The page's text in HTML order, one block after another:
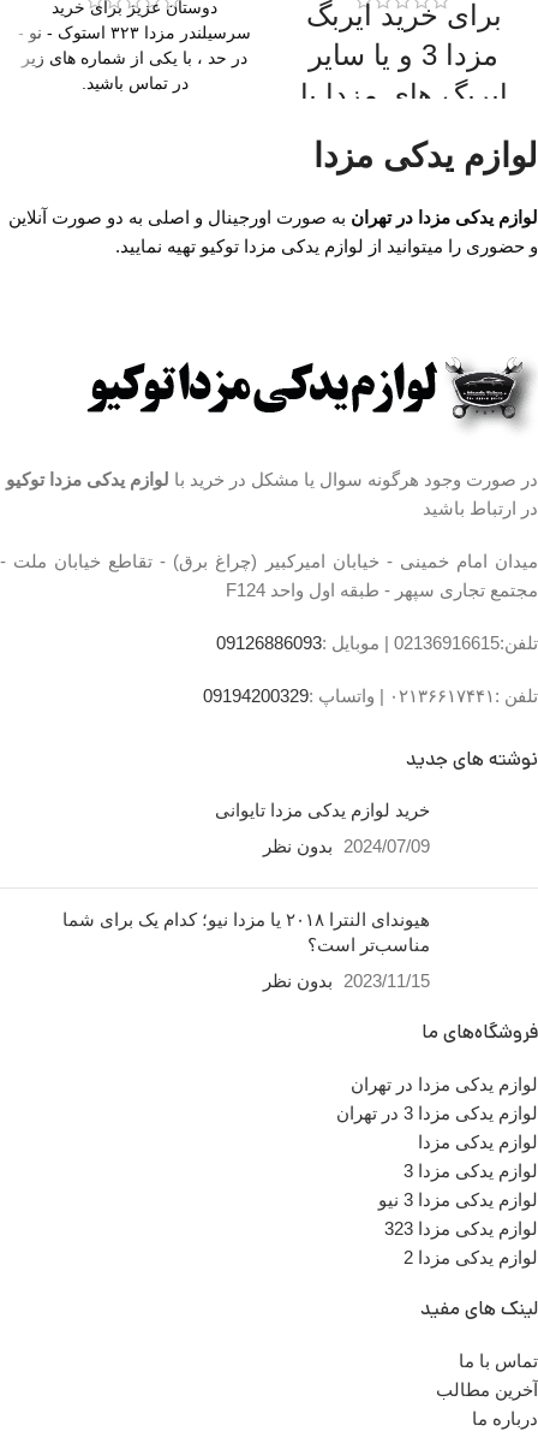
برای خرید ایربگ
مزدا 3 و یا سایر
ایربگ های مزدا با
ما تماس بگیرید.
میدان امام خمینی،خیابان
امیرکبیر (چراغ برق)
،تقاطع خیابان ملت
رسمی ساعت 9 الی 19 پنجشنبه
ها ساعت 9 الی 14 شماره تماس
ما : تلفن 02136617441 موبایل
۰۹۱۹۴۲۰۰۳۲۹
کشور
تعداد در بسته بندی
مناسب برای
فنی
محل نصب
دوستان عزیز برای خرید
سرسیلندر مزدا ۳۲۳ استوک - نو -
در حد ، با یکی از شماره های زیر
در تماس باشید.
مزدا 3 نیو، مزدا 323
برای استعلام قیمت کف بازار و
قطعه
سالم و بدون خط و خش می
باشد.
ارسال به تمامی شهرستان ها با
امیرکبیر (چراغ برق)
،مجتمع تجاری سپهر،طبقه
ساعت کار فروشگاه
لوازم یدکی مزدا
لوازم یدکی مزدا در تهران به صورت اورجینال و اصلی به دو صورت آنلاین
و حضوری را میتوانید از لوازم یدکی مزدا توکیو تهیه نمایید.
در صورت وجود هرگونه سوال یا مشکل در خرید با لوازم یدکی مزدا توکیو
در ارتباط باشید
میدان امام خمینی - خیابان امیرکبیر (چراغ برق) - تقاطع خیابان ملت -
مجتمع تجاری سپهر - طبقه اول واحد F124
تلفن:02136916615 | موبایل :09126886093
تلفن :۰۲۱۳۶۶۱۷۴۴۱ | واتساپ :09194200329
نوشته های جدید
خرید لوازم یدکی مزدا تایوانی
2024/07/09 بدون نظر
هیوندای النترا ۲۰۱۸ یا مزدا نیو؛ کدام یک برای شما
مناسب‌تر است؟
2023/11/15 بدون نظر
فروشگاه‌های ما
لوازم یدکی مزدا در تهران
لوازم یدکی مزدا 3 در تهران
لوازم یدکی مزدا
لوازم یدکی مزدا 3
لوازم یدکی مزدا 3 نیو
لوازم یدکی مزدا 323
لوازم یدکی مزدا 2
لینک های مفید
تماس با ما
آخرین مطالب
درباره ما